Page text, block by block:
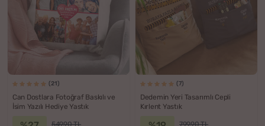
(21)
Can Dostlara Fotoğraf Baskılı ve
İsim Yazılı Hediye Yastık
549.90 TL
(7)
Dedemin Yeri Tasarımlı Cepli
Kırlent Yastık
799.90 TL